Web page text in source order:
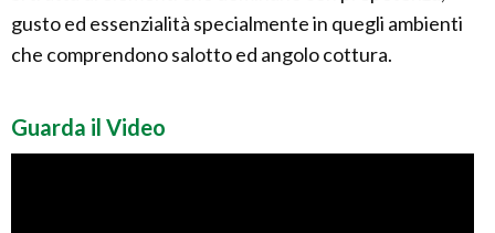
gusto ed essenzialità specialmente in quegli ambienti
che comprendono salotto ed angolo cottura.
Guarda il Video